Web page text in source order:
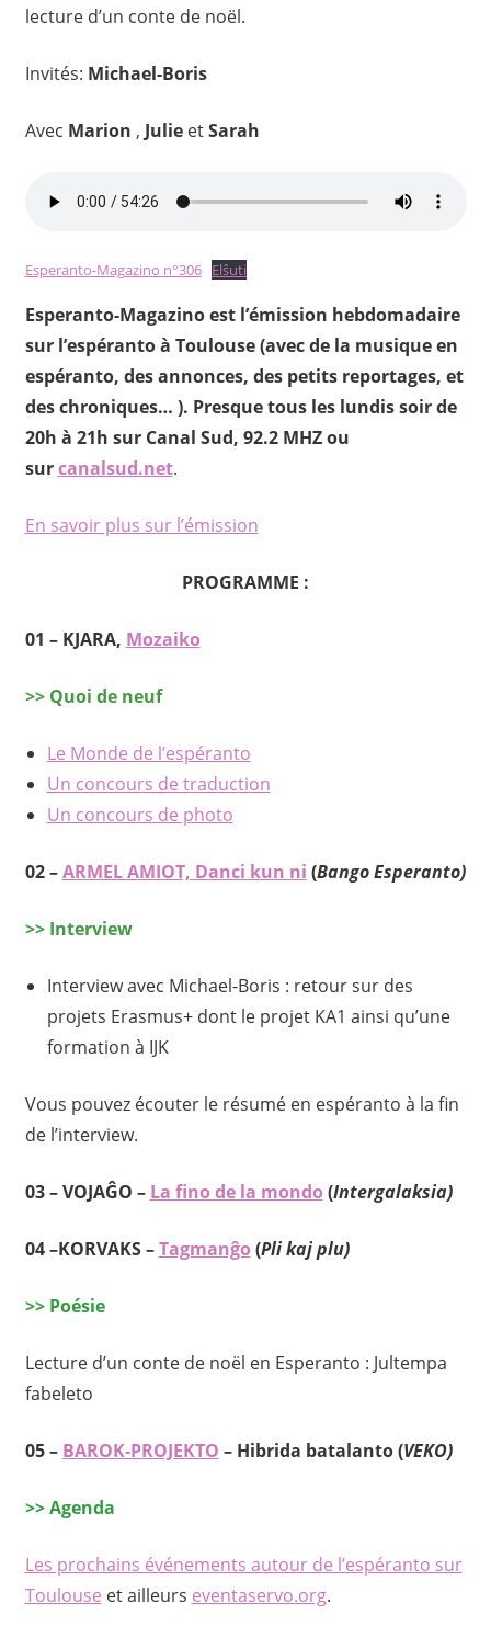
lecture d’un conte de noël.
Invités: Michael-Boris
Avec Marion , JulieetSarah
Esperanto-Magazino n°306 Elŝuti
Esperanto-Magazino est l’émission hebdomadaire
sur l’espéranto à Toulouse (avec de la musique en
espéranto, des annonces, des petits reportages, et
des chroniques… ). Presque tous les lundis soir de
20h à 21h sur Canal Sud, 92.2 MHZ ou
surcanalsud.net.
En savoir plus sur l’émission
PROGRAMME :
01 – KJARA, Mozaiko
>> Quoi de neuf
Le Monde de l’espéranto
Un concours de traduction
Un concours de photo
02 –ARMEL AMIOT, Danci kun ni (Bango Esperanto)
>> Interview
Interview avec Michael-Boris : retour sur des
projets Erasmus+ dont le projet KA1 ainsi qu’une
formation à IJK
Vous pouvez écouter le résumé en espéranto à la fin
de l’interview.
03 –VOJAĜO – La fino de la mondo (Intergalaksia)
04 –KORVAKS –Tagmanĝo (Pli kaj plu)
>> Poésie
Lecture d’un conte de noël en Esperanto : Jultempa
fabeleto
05 – BAROK-PROJEKTO – Hibrida batalanto (VEKO)
>> Agenda
Les prochains événements autour de l’espéranto sur
Toulouse et ailleurs eventaservo.org.